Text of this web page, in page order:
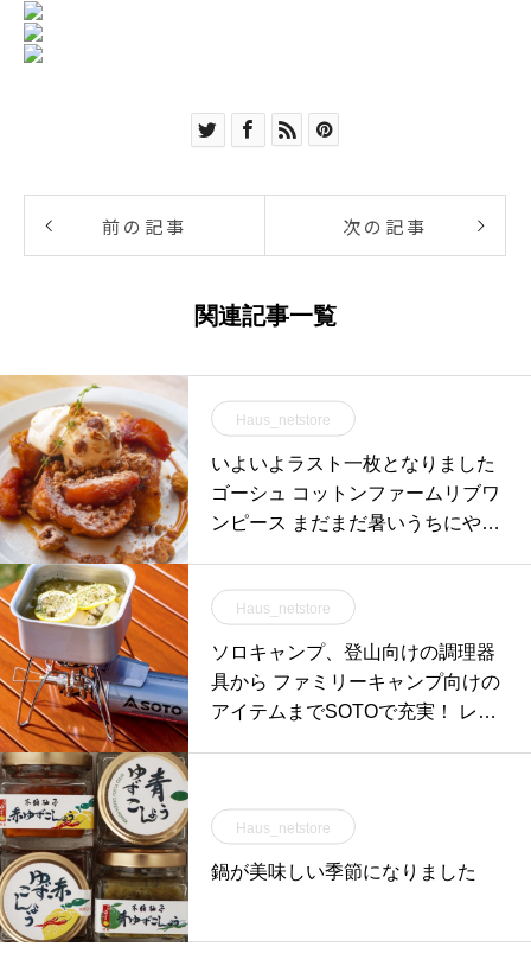
前の記事 次の記事
関連記事一覧
Haus_netstore
いよいよラスト一枚となりました
ゴーシュ コットンファームリブワ
ンピース まだまだ暑いうちにやっ
Haus_netstore
ソロキャンプ、登山向けの調理器
具から ファミリーキャンプ向けの
アイテムまでSOTOで充実！ レギ
Haus_netstore
鍋が美味しい季節になりました